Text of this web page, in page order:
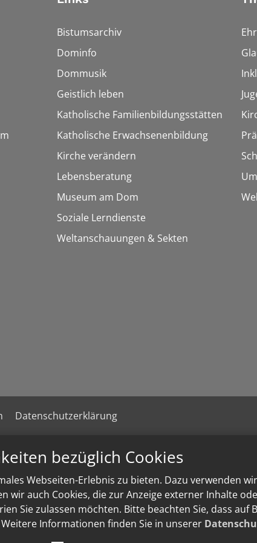
bezüglich Cookies
Webseiten-Erlebnis zu bieten. Dazu verwenden
wir auch Cookies, die zur Anzeige externer Inhalte
Sie zulassen möchten. Bitte beachten Sie, dass
Informationen finden Sie in unserer
Bistumsarchiv
Dominfo
Dommusik
Geistlich leben
Katholische Familienbildungsstätten
Katholische Erwachsenenbildung
Kirche verändern
Lebensberatung
Museum am Dom
Soziale Lerndienste
Weltanschauungen & Sekten
Datenschutzerklärung